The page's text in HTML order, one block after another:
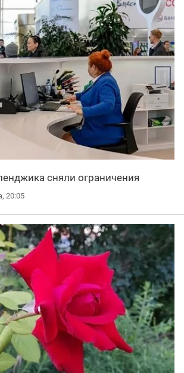
сняли ограничения
20:05